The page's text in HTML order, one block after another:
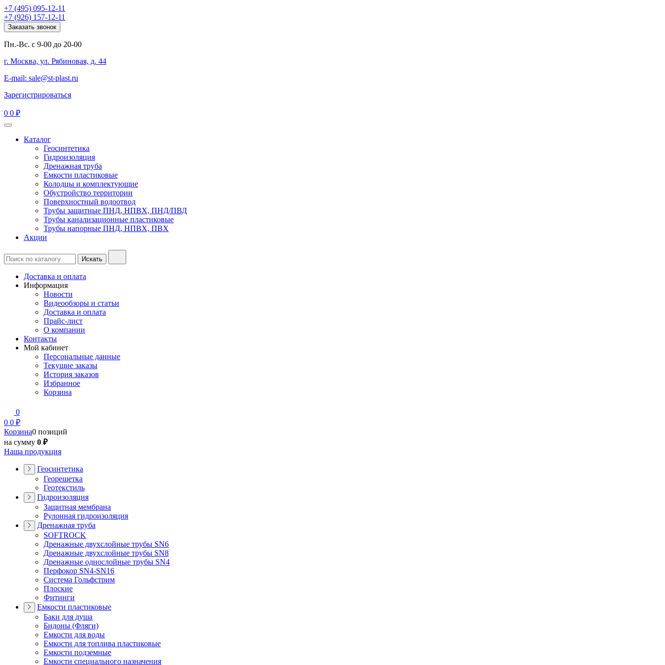
+7 (495) 095-12-11
+7 (926) 157-12-11
Заказать звонок
Пн.-Вс. с 9-00 до 20-00
г. Москва, ул. Рябиновая, д. 44
E-mail: sale@st-plast.ru
Зарегистрироваться
0 0 ₽
Каталог
Геосинтетика
Гидроизоляция
Дренажная труба
Емкости пластиковые
Колодцы и комплектующие
Обустройство территории
Поверхностный водоотвод
Трубы защитные ПНД, НПВХ, ПНД/ПВД
Трубы канализационные пластиковые
Трубы напорные ПНД, НПВХ, ПВХ
Акции
Доставка и оплата
Информация
Новости
Видеообзоры и статьи
Доставка и оплата
Прайс-лист
О компании
Контакты
Мой кабинет
Персональные данные
Текущие заказы
История заказов
Избранное
Корзина
0
0 0 ₽
Корзина0 позиций
на сумму 0 ₽
Наша продукция
Геосинтетика
Георешетка
Геотекстиль
Гидроизоляция
Защитная мембрана
Рулонная гидроизоляция
Дренажная труба
SOFTROCK
Дренажные двухслойные трубы SN6
Дренажные двухслойные трубы SN8
Дренажные однослойные трубы SN4
Перфокор SN4-SN16
Система Гольфстрим
Плоские
Фитинги
Емкости пластиковые
Баки для душа
Бидоны (Фляги)
Емкости для воды
Емкости для топлива пластиковые
Емкости подземные
Емкости специального назначения